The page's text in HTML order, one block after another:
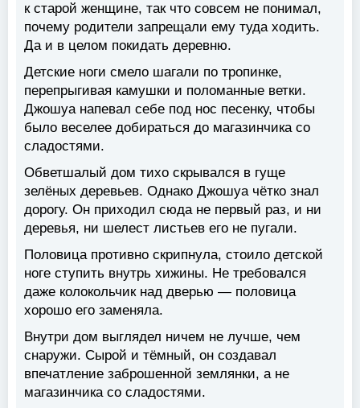
к старой женщине, так что совсем не понимал,
почему родители запрещали ему туда ходить.
Да и в целом покидать деревню.
Детские ноги смело шагали по тропинке,
перепрыгивая камушки и поломанные ветки.
Джошуа напевал себе под нос песенку, чтобы
было веселее добираться до магазинчика со
сладостями.
Обветшалый дом тихо скрывался в гуще
зелёных деревьев. Однако Джошуа чётко знал
дорогу. Он приходил сюда не первый раз, и ни
деревья, ни шелест листьев его не пугали.
Половица противно скрипнула, стоило детской
ноге ступить внутрь хижины. Не требовался
даже колокольчик над дверью — половица
хорошо его заменяла.
Внутри дом выглядел ничем не лучше, чем
снаружи. Сырой и тёмный, он создавал
впечатление заброшенной землянки, а не
магазинчика со сладостями.